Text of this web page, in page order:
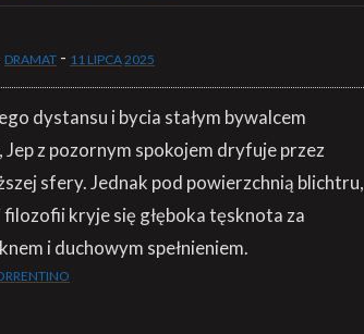
DRAMAT - 11 LIPCA2025
dystansu i bycia stałym bywalcem
z pozornym spokojem dryfuje przez
sfery. Jednak pod powierzchnią blichtru,
kryje się głęboka tęsknota za
i duchowym spełnieniem.